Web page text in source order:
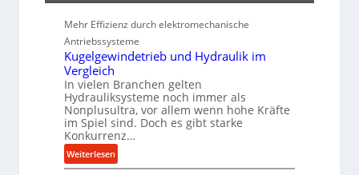
P
e
r
f
o
r
m
a
n
c
Mehr Effizienz durch elektromechanische
Antriebssysteme
Kugelgewindetrieb und Hydraulik im
Vergleich
In vielen Branchen gelten
Hydrauliksysteme noch immer als
Nonplusultra, vor allem wenn hohe Kräfte
im Spiel sind. Doch es gibt starke
Konkurrenz…
Weiterlesen:
K